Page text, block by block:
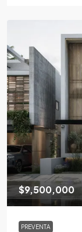
$9,500,000
PREVENTA